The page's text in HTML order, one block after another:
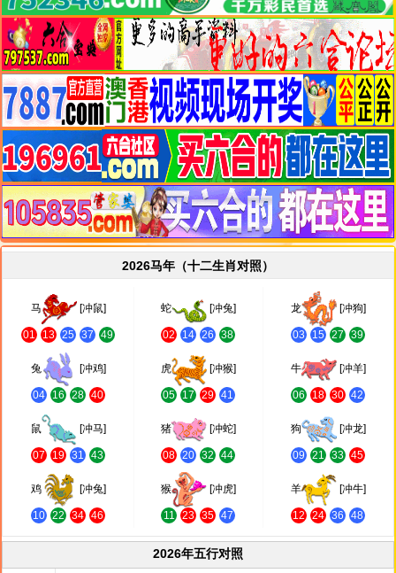
2026马年（十二生肖对照）
马 [冲鼠]
01 13 25 37 49
蛇 [冲兔]
02 14 26 38
龙 [冲狗]
03 15 27 39
兔 [冲鸡]
04 16 28 40
虎 [冲猴]
05 17 29 41
牛 [冲羊]
06 18 30 42
鼠 [冲马]
07 19 31 43
猪 [冲蛇]
08 20 32 44
狗 [冲龙]
09 21 33 45
鸡 [冲兔]
10 22 34 46
猴 [冲虎]
11 23 35 47
羊 [冲牛]
12 24 36 48
2026年五行对照